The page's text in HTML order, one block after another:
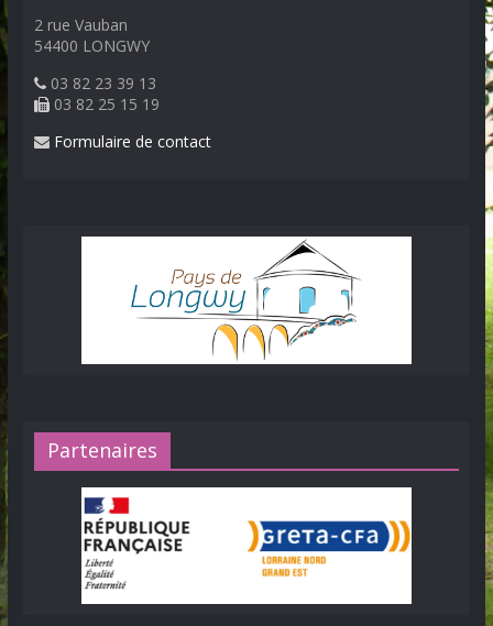
2 rue Vauban
54400 LONGWY
03 82 23 39 13
03 82 25 15 19
Formulaire de contact
Partenaires